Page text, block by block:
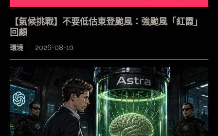
【氣候挑戰】不要低估東登颱風：強颱風「紅霞」
回顧
環境 2026-08-10